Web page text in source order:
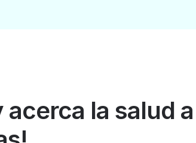
la salud a